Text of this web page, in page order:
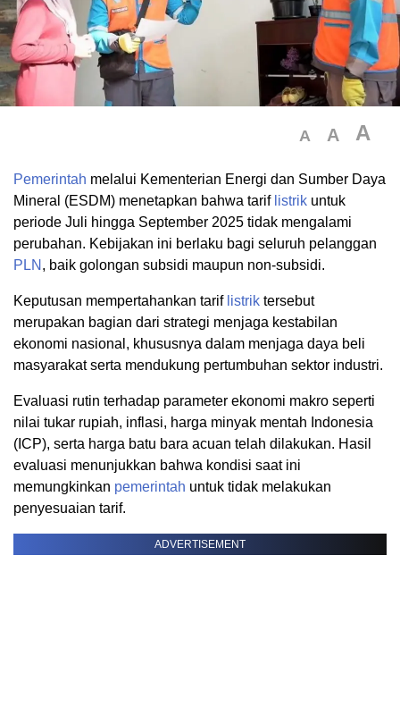
A A A
Pemerintah melalui Kementerian Energi dan Sumber Daya
Mineral (ESDM) menetapkan bahwa tarif listrik untuk
periode Juli hingga September 2025 tidak mengalami
perubahan. Kebijakan ini berlaku bagi seluruh pelanggan
PLN , baik golongan subsidi maupun non-subsidi.
Keputusan mempertahankan tarif listrik tersebut
merupakan bagian dari strategi menjaga kestabilan
ekonomi nasional, khususnya dalam menjaga daya beli
masyarakat serta mendukung pertumbuhan sektor industri.
Evaluasi rutin terhadap parameter ekonomi makro seperti
nilai tukar rupiah, inflasi, harga minyak mentah Indonesia
(ICP), serta harga batu bara acuan telah dilakukan. Hasil
evaluasi menunjukkan bahwa kondisi saat ini
memungkinkan pemerintah untuk tidak melakukan
penyesuaian tarif.
ADVERTISEMENT